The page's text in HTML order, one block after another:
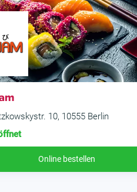
10, 10555 Berlin
Online bestellen